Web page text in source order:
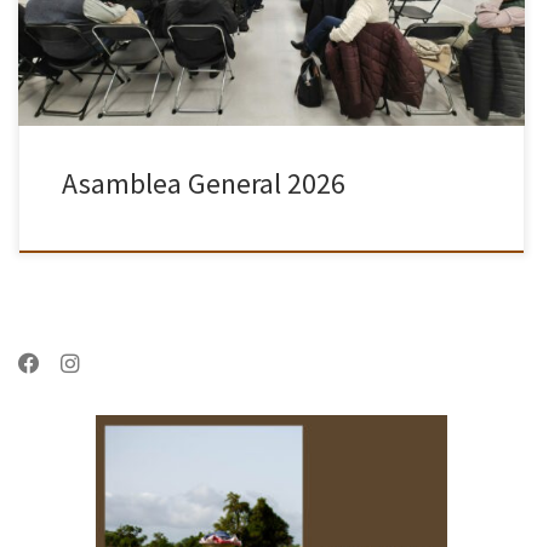
nuestra Asamblea anual, […]
Asamblea General 2026